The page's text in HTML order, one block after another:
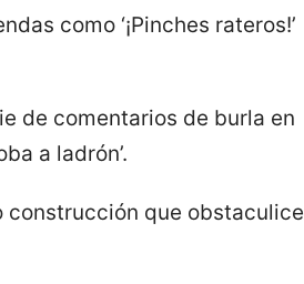
como ‘¡Pinches rateros!’
de comentarios de burla en
a ladrón’.
construcción que obstaculice